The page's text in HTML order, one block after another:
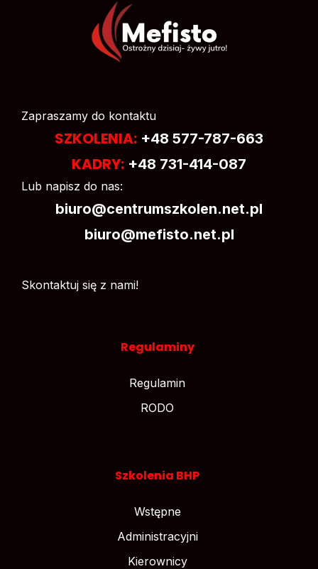
Zapraszamy do kontaktu
SZKOLENIA: +48 577-787-663
KADRY: +48 731-414-087
Lub napisz do nas:
biuro@centrumszkolen.net.pl
biuro@mefisto.net.pl
Skontaktuj się z nami!
Regulaminy
Regulamin
RODO
Szkolenia BHP
Wstępne
Administracyjni
Kierownicy